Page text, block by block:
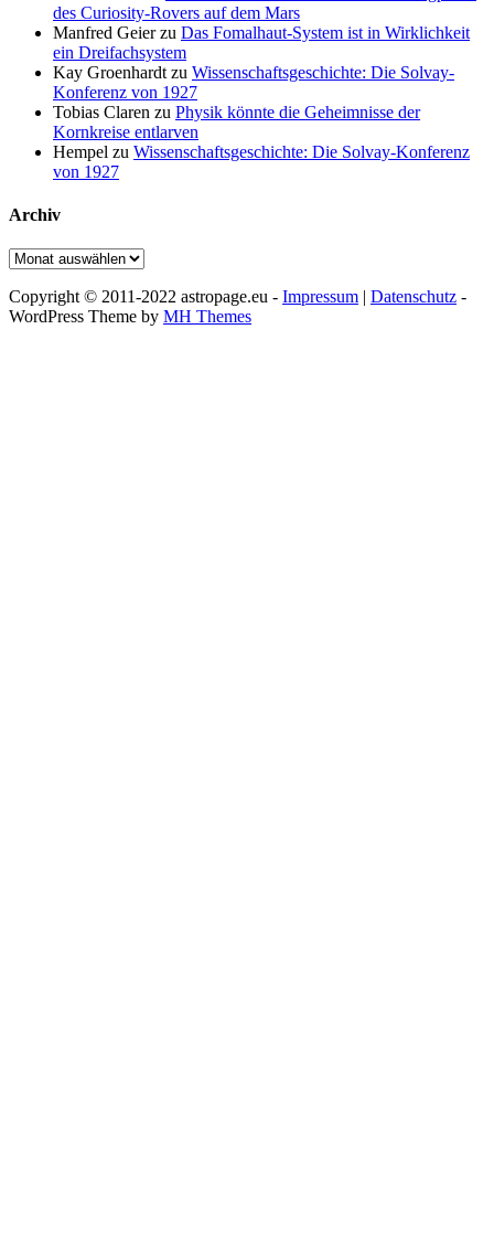
des Curiosity-Rovers auf dem Mars
Manfred Geierzu Das Fomalhaut-System ist in Wirklichkeit
ein Dreifachsystem
Kay Groenhardt zu Wissenschaftsgeschichte: Die Solvay-
Konferenz von 1927
Tobias Claren zu Physik könnte die Geheimnisse der
Kornkreise entlarven
Hempel zu Wissenschaftsgeschichte: Die Solvay-Konferenz
von 1927
Archiv
Archiv
Copyright © 2011-2022 astropage.eu - Impressum | Datenschutz -
WordPress Theme by MH Themes